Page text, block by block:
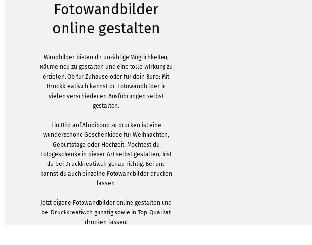
Fotowandbilder
online gestalten
Wandbilder bieten dir unzählige Möglichkeiten,
Räume neu zu gestalten und eine tolle Wirkung zu
erzielen. Ob für Zuhause oder für dein Büro: Mit
Druckkreativ.ch kannst du Fotowandbilder in
vielen verschiedenen Ausführungen selbst
gestalten.
Ein Bild auf Aludibond zu drucken ist eine
wunderschöne Geschenkidee für Weihnachten,
Geburtstage oder Hochzeit. Möchtest du
Fotogeschenke in dieser Art selbst gestalten, bist
du bei Druckkreativ.ch genau richtig. Bei uns
kannst du auch einzelne Fotowandbilder drucken
lassen.
Jetzt eigene Fotowandbilder online gestalten und
bei Druckkreativ.ch günstig sowie in Top-Qualität
drucken lassen!